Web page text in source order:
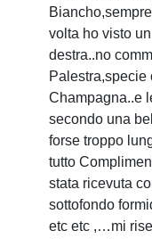
volta ho visto
destra..no
Palestra,specie
Champagna..e
secondo una
forse troppo
tutto
stata ricevuta
sottofondo
etc etc ,…mi